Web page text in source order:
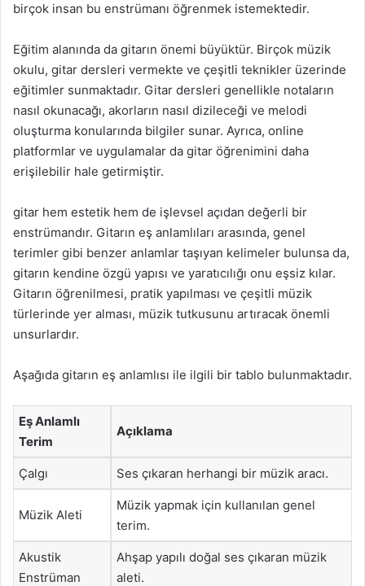
birçok insan bu enstrümanı öğrenmek istemektedir.
Eğitim alanında da gitarın önemi büyüktür. Birçok müzik
okulu, gitar dersleri vermekte ve çeşitli teknikler üzerinde
eğitimler sunmaktadır. Gitar dersleri genellikle notaların
nasıl okunacağı, akorların nasıl dizileceği ve melodi
oluşturma konularında bilgiler sunar. Ayrıca, online
platformlar ve uygulamalar da gitar öğrenimini daha
erişilebilir hale getirmiştir.
gitar hem estetik hem de işlevsel açıdan değerli bir
enstrümandır. Gitarın eş anlamlıları arasında, genel
terimler gibi benzer anlamlar taşıyan kelimeler bulunsa da,
gitarın kendine özgü yapısı ve yaratıcılığı onu eşsiz kılar.
Gitarın öğrenilmesi, pratik yapılması ve çeşitli müzik
türlerinde yer alması, müzik tutkusunu artıracak önemli
unsurlardır.
Aşağıda gitarın eş anlamlısı ile ilgili bir tablo bulunmaktadır.
Eş Anlamlı
Terim
Açıklama
Çalgı Ses çıkaran herhangi bir müzik aracı.
Müzik Aleti
Müzik yapmak için kullanılan genel
terim.
Akustik
Enstrüman
Ahşap yapılı doğal ses çıkaran müzik
aleti.